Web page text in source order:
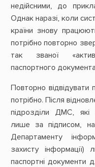
недійсними, до
Однак наразі, коли
країни знову
потрібно повторно
так званої
паспортного
Повторно відвідувати
потрібно. Після
підрозділи ДМС, які
лише за підписом,
Департаменту
захисту
паспортні документи